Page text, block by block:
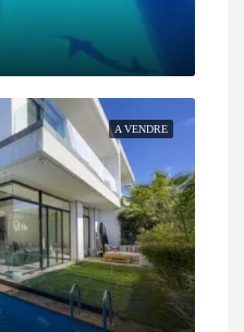
A VENDRE